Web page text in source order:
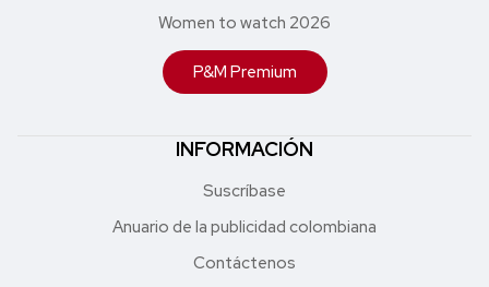
Women to watch 2026
P&M Premium
INFORMACIÓN
Suscríbase
Anuario de la publicidad colombiana
Contáctenos